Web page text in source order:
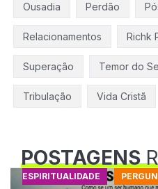
Ousadia Perdão
Relacionamentos Richk
Superação Temor do
Tribulação Vida Cristã
POSTAGENS
ESPIRITUALIDADE